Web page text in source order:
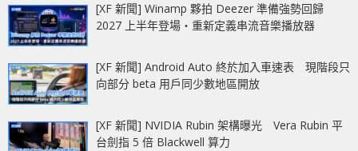
[XF 新聞] Winamp 夥拍 Deezer 準備強勢回歸
2027 上半年登場‧重新定義串流音樂播放器
[XF 新聞] Android Auto 終於加入車速表 現階段只
向部分 beta 用戶同少數地區開放
[XF 新聞] NVIDIA Rubin 架構曝光 Vera Rubin 平
台劍指 5 倍 Blackwell 算力